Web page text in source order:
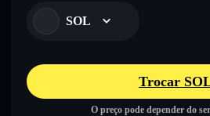
SOL
Trocar
O preço pode depender do